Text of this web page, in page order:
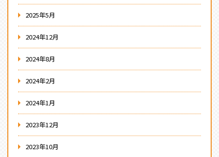
2025年5月
2024年12月
2024年8月
2024年2月
2024年1月
2023年12月
2023年10月